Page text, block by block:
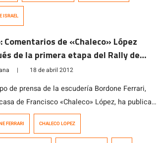
ISRAEL
Comentarios de «Chaleco» López
de la primera etapa del Rally de
| 18 de abril 2012
de prensa de la escudería Bordone Ferrari,
de Francisco «Chaleco» López, ha publicado
con los comentarios del piloto curicano
FERRARI CHALECO LOPEZ